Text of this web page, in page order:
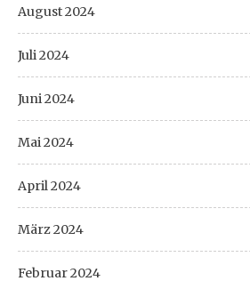
August 2024
Juli 2024
Juni 2024
Mai 2024
April 2024
März 2024
Februar 2024